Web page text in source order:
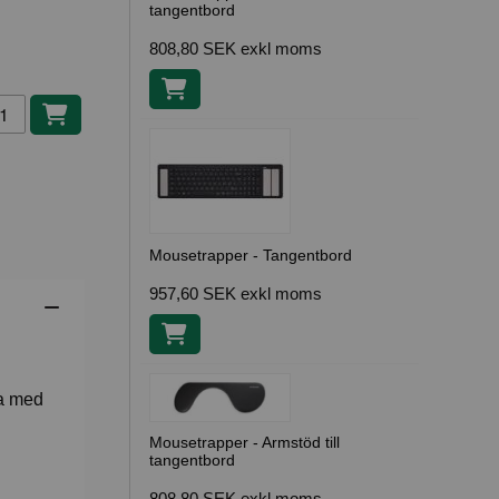
i kundvagn
med
tangentbord
808,80 SEK exkl moms
Mousetrapper - Tangentbord
957,60 SEK exkl moms
Mousetrapper - Armstöd till
tangentbord